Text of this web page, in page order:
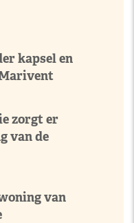
kapsel en
zorgt er
van de
van